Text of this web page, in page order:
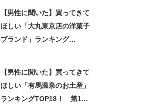
【男性に聞いた】買ってきて
ほしい「大丸東京店の洋菓子
ブランド」ランキング
【男性に聞いた】買ってきて
ほしい「有馬温泉のお土産」
ランキングTOP18！ 第1位